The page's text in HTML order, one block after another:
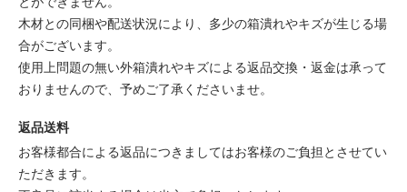
木材との同梱や配送状況により、多少の箱潰れやキズが生じる場
合がございます。
使用上問題の無い外箱潰れやキズによる返品交換・返金は承って
おりませんので、予めご了承くださいませ。
返品送料
お客様都合による返品につきましてはお客様のご負担とさせてい
ただきます。